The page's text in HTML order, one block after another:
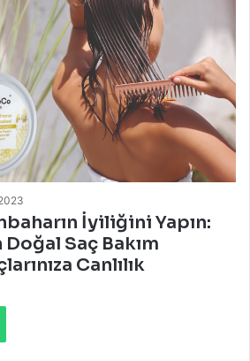
İyiliğini Yapın:
Saç Bakım
Canlılık